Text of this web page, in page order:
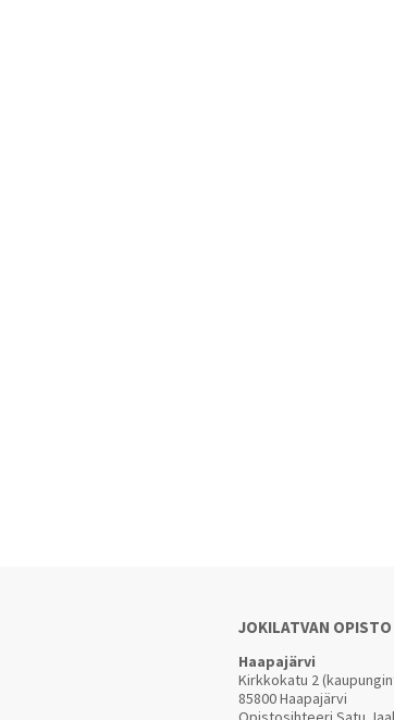
JOKILATVAN OPISTO
Haapajärvi
Kirkkokatu 2
85800 Haapajärvi